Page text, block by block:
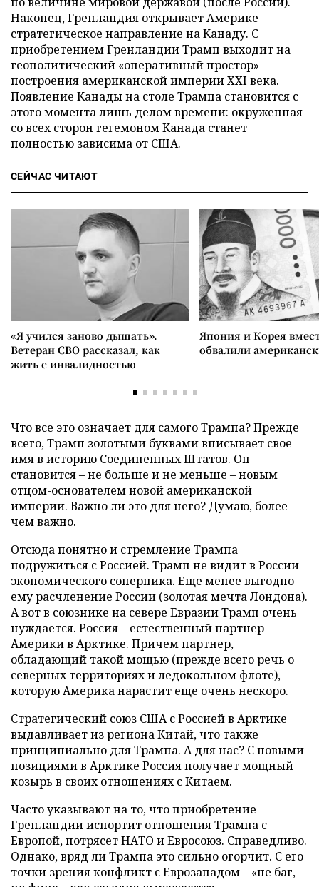
Наконец, Гренландия открывает Америке
стратегическое направление на Канаду. С
приобретением Гренландии Трамп выходит на
геополитический «оперативный простор»
построения американской империи XXI века.
Появление Канады на столе Трампа становится с
этого момента лишь делом времени: окруженная
со всех сторон гегемоном Канада станет
полностью зависима от США.
СЕЙЧАС ЧИТАЮТ
«Я учился заново дышать».
Ветеран СВО рассказал, как
жить с инвалидностью
Япония и Корея
обвалили
Что все это означает для самого Трампа? Прежде
всего, Трамп золотыми буквами вписывает свое
имя в историю Соединенных Штатов. Он
становится – не больше и не меньше – новым
отцом-основателем новой американской
империи. Важно ли это для него? Думаю, более
чем важно.
Отсюда понятно и стремление Трампа
подружиться с Россией. Трамп не видит в России
экономического соперника. Еще менее выгодно
ему расчленение России (золотая мечта Лондона).
А вот в союзнике на севере Евразии Трамп очень
нуждается. Россия – естественный партнер
Америки в Арктике. Причем партнер,
обладающий такой мощью (прежде всего речь о
северных территориях и ледокольном флоте),
которую Америка нарастит еще очень нескоро.
Стратегический союз США с Россией в Арктике
выдавливает из региона Китай, что также
принципиально для Трампа. А для нас? С новыми
позициями в Арктике Россия получает мощный
козырь в своих отношениях с Китаем.
Часто указывают на то, что приобретение
Гренландии испортит отношения Трампа с
Европой,потрясет НАТО и Евросоюз. Справедливо.
Однако, вряд ли Трампа это сильно огорчит. С его
точки зрения конфликт с Еврозападом – «не баг,